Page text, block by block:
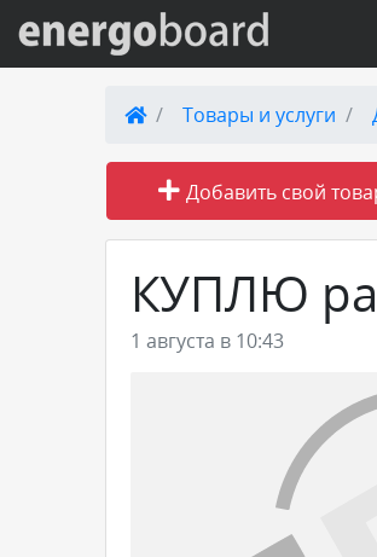
Вход на сайт
Поиск по сайту
Публикации
Справка
Добавить товар или услугу
Товары и услуги
Добавить свой
КУПЛЮ
1 августа в 10:43